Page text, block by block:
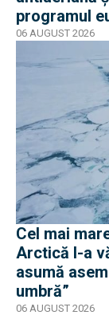
programul
06 AUGUST 2026
Cel mai
Arctică l-a
asumă
umbră”
06 AUGUST 2026